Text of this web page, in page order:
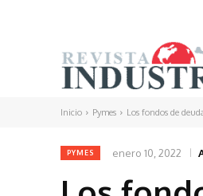
Inicio Pymes Los fondos de
PYMES enero 10, 2022